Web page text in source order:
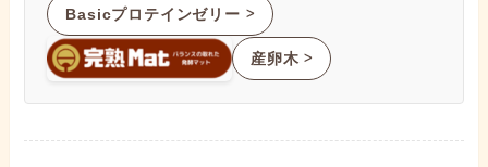
Basicプロテインゼリー ᐳ
産卵木 ᐳ